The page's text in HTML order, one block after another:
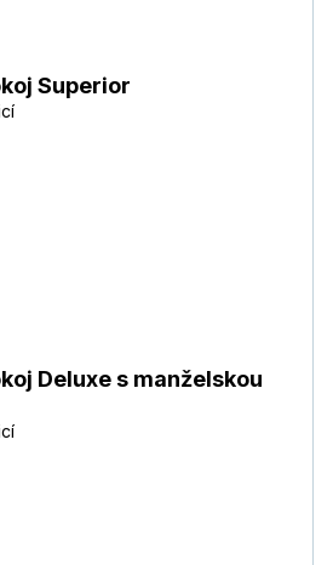
Superior
Deluxe s manželskou